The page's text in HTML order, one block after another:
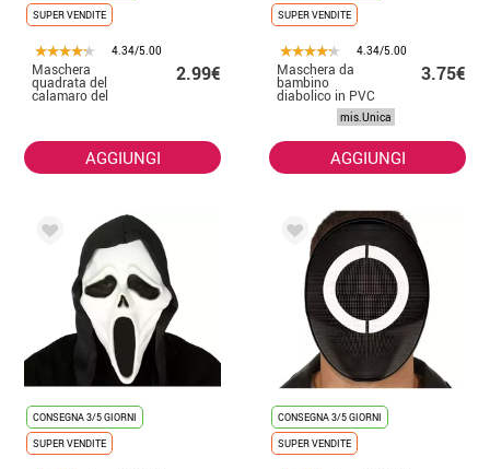
SUPER VENDITE
4.34/5.00
Maschera
quadrata del
calamaro del
2.99€
AGGIUNGI
SUPER VENDITE
4.34/5.00
Maschera da
bambino
diabolico in PVC
per bambini
3.75€
mis.Unica
AGGIUNGI
CONSEGNA 3/5 GIORNI
SUPER VENDITE
CONSEGNA 3/5 GIORNI
SUPER VENDITE